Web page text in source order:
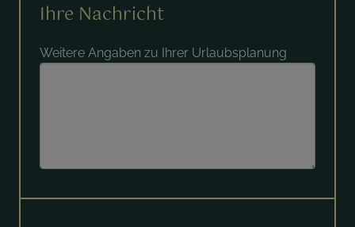
Ihre Nachricht
Weitere Angaben zu Ihrer Urlaubsplanung